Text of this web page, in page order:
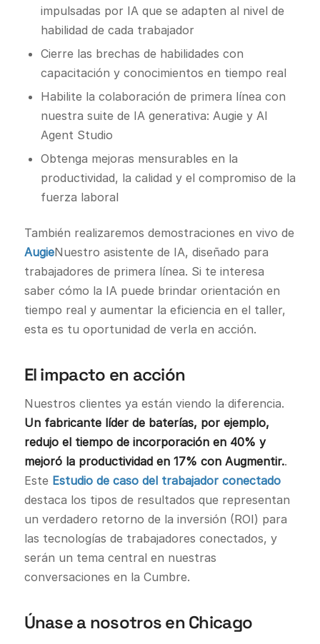
impulsadas por IA que se adapten al nivel de
habilidad de cada trabajador
Cierre las brechas de habilidades con
capacitación y conocimientos en tiempo real
Habilite la colaboración de primera línea con
nuestra suite de IA generativa: Augie y AI
Agent Studio
Obtenga mejoras mensurables en la
productividad, la calidad y el compromiso de la
fuerza laboral
También realizaremos demostraciones en vivo de
AugieNuestro asistente de IA, diseñado para
trabajadores de primera línea. Si te interesa
saber cómo la IA puede brindar orientación en
tiempo real y aumentar la eficiencia en el taller,
esta es tu oportunidad de verla en acción.
El impacto en acción
Nuestros clientes ya están viendo la diferencia.
Un fabricante líder de baterías, por ejemplo,
redujo el tiempo de incorporación en 40% y
mejoró la productividad en 17% con Augmentir..
Este Estudio de caso del trabajador conectado
destaca los tipos de resultados que representan
un verdadero retorno de la inversión (ROI) para
las tecnologías de trabajadores conectados, y
serán un tema central en nuestras
conversaciones en la Cumbre.
Únase a nosotros en Chicago